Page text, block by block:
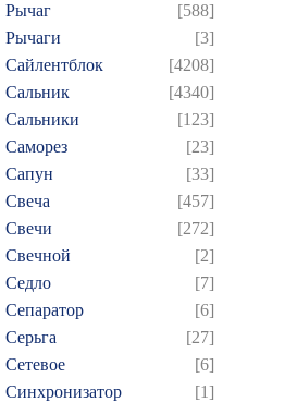
Рычаг
[588]
Рычаги
[3]
Сайлентблок
[4208]
Сальник
[4340]
Сальники
[123]
Саморез
[23]
Сапун
[33]
Свеча
[457]
Свечи
[272]
Свечной
[2]
Седло
[7]
Сепаратор
[6]
Серьга
[27]
Сетевое
[6]
Синхронизатор
[1]